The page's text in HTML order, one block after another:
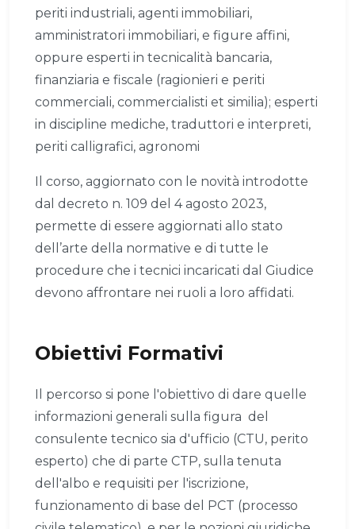
periti industriali, agenti immobiliari,
amministratori immobiliari, e figure affini,
oppure esperti in tecnicalità bancaria,
finanziaria e fiscale (ragionieri e periti
commerciali, commercialisti et similia); esperti
in discipline mediche, traduttori e interpreti,
periti calligrafici, agronomi
Il corso, aggiornato con le novità introdotte
dal decreto n. 109 del 4 agosto 2023,
permette di essere aggiornati allo stato
dell’arte della normative e di tutte le
procedure che i tecnici incaricati dal Giudice
devono affrontare nei ruoli a loro affidati.
Obiettivi Formativi
Il percorso si pone l'obiettivo di dare quelle
informazioni generali sulla figura del
consulente tecnico sia d'ufficio (CTU, perito
esperto) che di parte CTP, sulla tenuta
dell'albo e requisiti per l'iscrizione,
funzionamento di base del PCT (processo